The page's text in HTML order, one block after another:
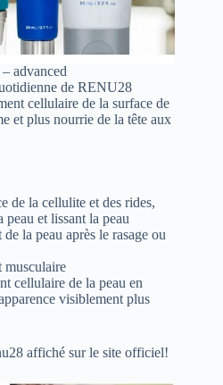
advanced
de RENU28
cellulaire de la surface de
et plus nourrie de la tête aux
de la cellulite et des rides,
et lissant la peau
la peau après le rasage ou
musculaire
cellulaire de la peau en
visiblement plus
affiché sur le site officiel!